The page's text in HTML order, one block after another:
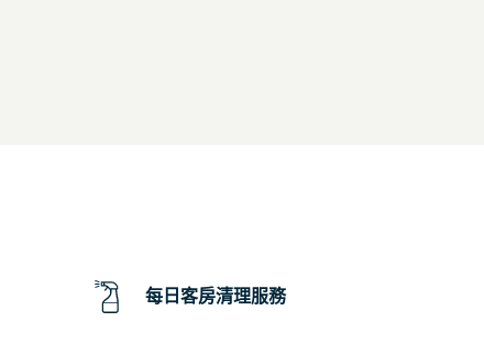
每日客房清理服務